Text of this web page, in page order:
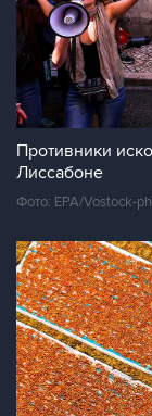
Противники
Лиссабоне
Фото: EPA/Vostock-